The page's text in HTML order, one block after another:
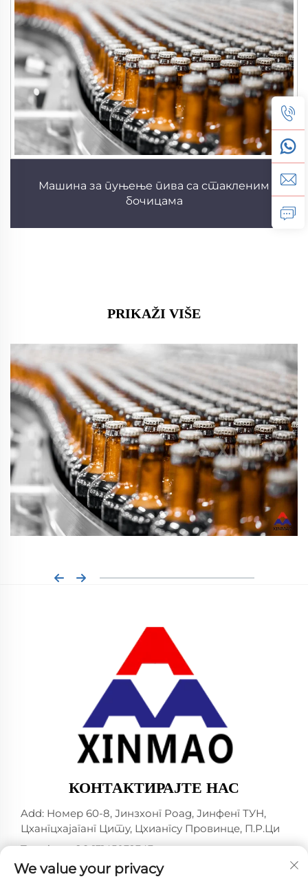
Машина за пуњење пива са стакленим
бочицама
PRIKAŽI VIŠE
КОНТАКТИРАЈТЕ НАС
Add: Номер 60-8, Јинзхонг Роад, Јинфенг ТУН,
Цхангцхајаганг Цитy, Цхиангсу Провинцe, П.Р.Ци
Телефон:+86-13145032343
Е-маил:[email protected]
We value your privacy